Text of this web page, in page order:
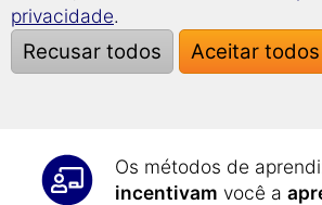
Todos os exercícios
apresentados de forma
todo o dia: assim você
Os métodos de
incentivam você a
privacidade.
Recusar todos Aceitar todos